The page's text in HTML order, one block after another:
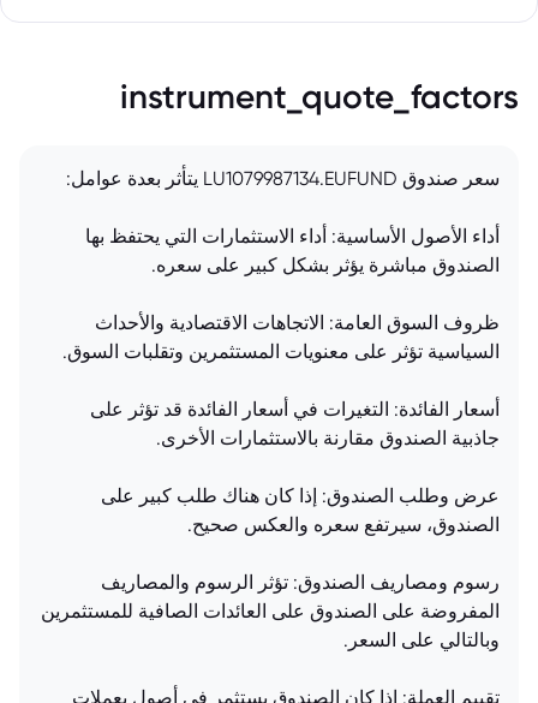
instrument_quote_factors
سعر صندوق LU1079987134.EUFUND يتأثر بعدة عوامل:
أداء الأصول الأساسية: أداء الاستثمارات التي يحتفظ بها
الصندوق مباشرة يؤثر بشكل كبير على سعره.
ظروف السوق العامة: الاتجاهات الاقتصادية والأحداث
السياسية تؤثر على معنويات المستثمرين وتقلبات السوق.
أسعار الفائدة: التغيرات في أسعار الفائدة قد تؤثر على
جاذبية الصندوق مقارنة بالاستثمارات الأخرى.
عرض وطلب الصندوق: إذا كان هناك طلب كبير على
الصندوق، سيرتفع سعره والعكس صحيح.
رسوم ومصاريف الصندوق: تؤثر الرسوم والمصاريف
المفروضة على الصندوق على العائدات الصافية للمستثمرين
وبالتالي على السعر.
تقييم العملة: إذا كان الصندوق يستثمر في أصول بعملات